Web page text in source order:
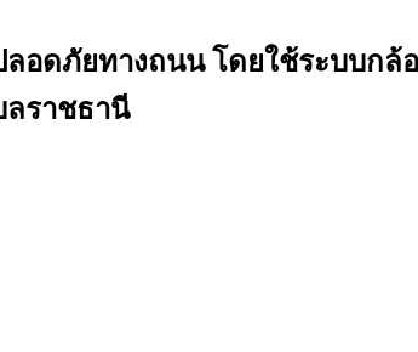
ดภัยทางถนน โดยใช้ระบบกล้
ลราชธานี